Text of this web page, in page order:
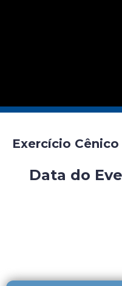
Exercício Cênico
Data do